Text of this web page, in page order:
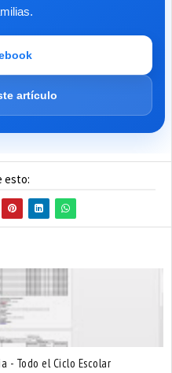
artículo
esto:
- Todo el Ciclo Escolar